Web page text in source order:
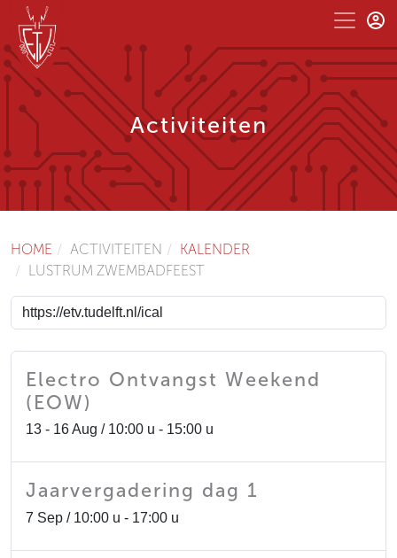
Activiteiten
HOME ACTIVITEITEN
KALENDER
LUSTRUM ZWEMBADFEEST
Electro Ontvangst Weekend
(EOW)
13 - 16 Aug / 10:00 u - 15:00 u
Jaarvergadering dag 1
7 Sep / 10:00 u - 17:00 u